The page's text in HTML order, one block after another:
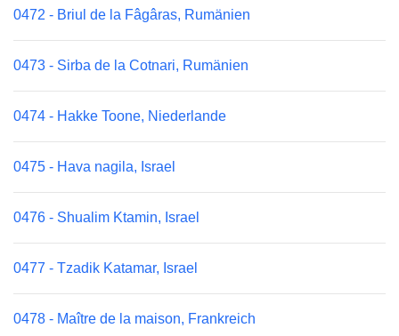
0472 - Briul de la Fâgâras, Rumänien
0473 - Sirba de la Cotnari, Rumänien
0474 - Hakke Toone, Niederlande
0475 - Hava nagila, Israel
0476 - Shualim Ktamin, Israel
0477 - Tzadik Katamar, Israel
0478 - Maître de la maison, Frankreich